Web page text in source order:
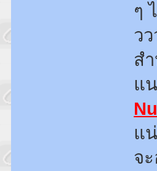
ๆ
ว
ส
แ
แ
จ